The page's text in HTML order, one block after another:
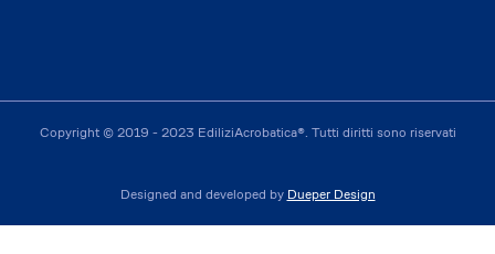
Copyright © 2019 - 2023 EdiliziAcrobatica®. Tutti diritti sono riservati
Designed and developed by Dueper Design